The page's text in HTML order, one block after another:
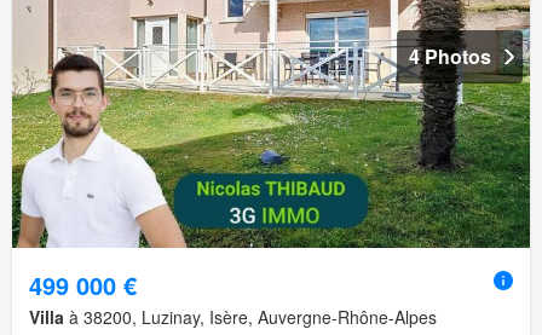
4 Photos
499 000 €
Villa à 38200, Luzinay, Isère, Auvergne-Rhône-Alpes